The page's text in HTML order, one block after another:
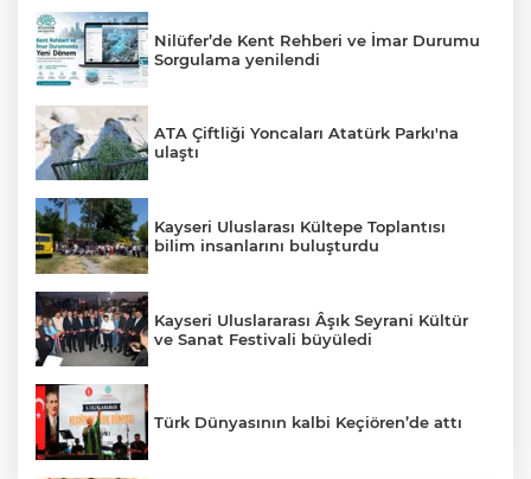
Nilüfer’de Kent Rehberi ve İmar Durumu
Sorgulama yenilendi
ATA Çiftliği Yoncaları Atatürk Parkı'na
ulaştı
Kayseri Uluslarası Kültepe Toplantısı
bilim insanlarını buluşturdu
Kayseri Uluslararası Âşık Seyrani Kültür
ve Sanat Festivali büyüledi
Türk Dünyasının kalbi Keçiören’de attı